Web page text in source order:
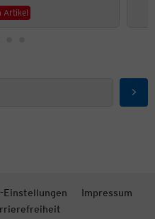
Artikel
Einstellungen
Impressum